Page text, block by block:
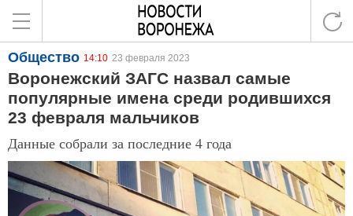
Общество 14:10 23 февраля 2023
Воронежский ЗАГС назвал самые
популярные имена среди родившихся
23 февраля мальчиков
Данные собрали за последние 4 года